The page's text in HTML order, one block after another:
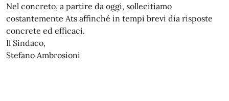
Nel concreto, a partire da oggi, sollecitiamo
costantemente Ats affinché in tempi brevi dia risposte
concrete ed efficaci.
Il Sindaco,
Stefano Ambrosioni